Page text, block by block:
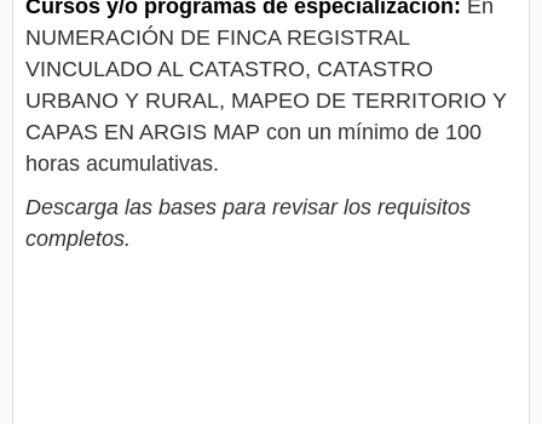
Cursos y/o programas de especialización: En
NUMERACIÓN DE FINCA REGISTRAL
VINCULADO AL CATASTRO, CATASTRO
URBANO Y RURAL, MAPEO DE TERRITORIO Y
CAPAS EN ARGIS MAP con un mínimo de 100
horas acumulativas.
Descarga las bases para revisar los requisitos
completos.